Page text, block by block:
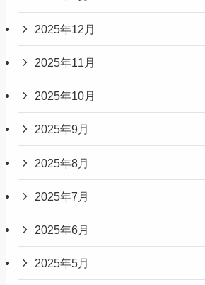
2025年12月
2025年11月
2025年10月
2025年9月
2025年8月
2025年7月
2025年6月
2025年5月